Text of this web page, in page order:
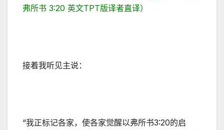
弗所书 3:20 英文TPT版译者直译）
接着我听见主说：
“我正标记各家，使各家觉醒以弗所书3:20的启